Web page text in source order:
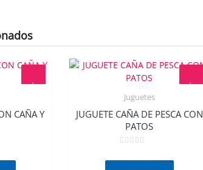
CAÑA Y
Quick View
Juguetes
JUGUETE CAÑA DE PESCA CON
PATOS
en